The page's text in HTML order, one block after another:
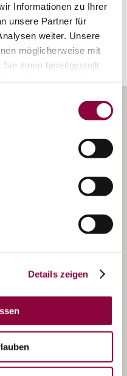
Informationen zu Ihrer
unsere Partner für
weiter. Unsere
möglicherweise mit
ihnen bereitgestellt
Details zeigen